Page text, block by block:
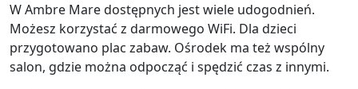
W Ambre Mare dostępnych jest wiele udogodnień.
Możesz korzystać z darmowego WiFi. Dla dzieci
przygotowano plac zabaw. Ośrodek ma też wspólny
salon, gdzie można odpocząć i spędzić czas z innymi.